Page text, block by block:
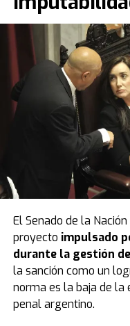
El Senado de la
proyecto impulsado
durante la gestión
la sanción como un
norma es la baja de la
penal argentino.